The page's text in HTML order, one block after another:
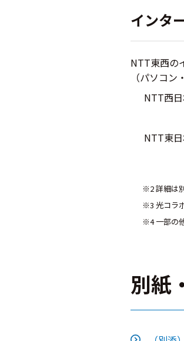
インタ
NTT東西の
（パソコン
NTT西
NTT東
※2 詳細は
※3 光コラ
※4 一部の
別紙